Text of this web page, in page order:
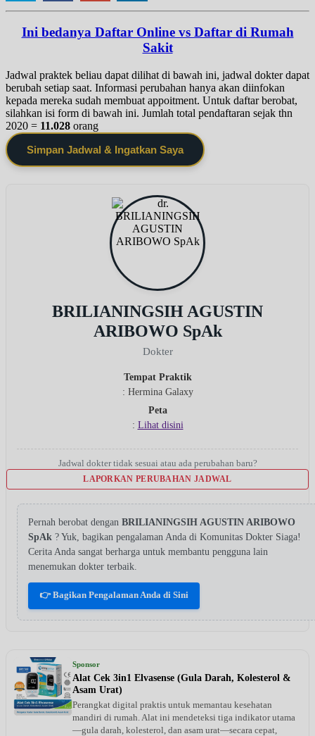
Ini bedanya Daftar Online vs Daftar di Rumah
Sakit
Jadwal praktek beliau dapat dilihat di bawah ini, jadwal dokter dapat
berubah setiap saat. Informasi perubahan hanya akan diinfokan
kepada mereka sudah membuat appoitment. Untuk daftar berobat,
silahkan isi form di bawah ini. Jumlah total pendaftaran sejak thn
2020 = 11.028 orang
Simpan Jadwal & Ingatkan Saya
BRILIANINGSIH AGUSTIN
ARIBOWO SpAk
Dokter
Tempat Praktik
: Hermina Galaxy
Peta
: Lihat disini
Jadwal dokter tidak sesuai atau ada perubahan baru?
LAPORKAN PERUBAHAN JADWAL
Pernah berobat dengan BRILIANINGSIH AGUSTIN ARIBOWO
SpAk ? Yuk, bagikan pengalaman Anda di Komunitas Dokter Siaga!
Cerita Anda sangat berharga untuk membantu pengguna lain
menemukan dokter terbaik.
👉 Bagikan Pengalaman Anda di Sini
Sponsor
Alat Cek 3in1 Elvasense (Gula Darah, Kolesterol &
Asam Urat)
Perangkat digital praktis untuk memantau kesehatan
mandiri di rumah. Alat ini mendeteksi tiga indikator utama
—gula darah, kolesterol, dan asam urat—secara cepat,